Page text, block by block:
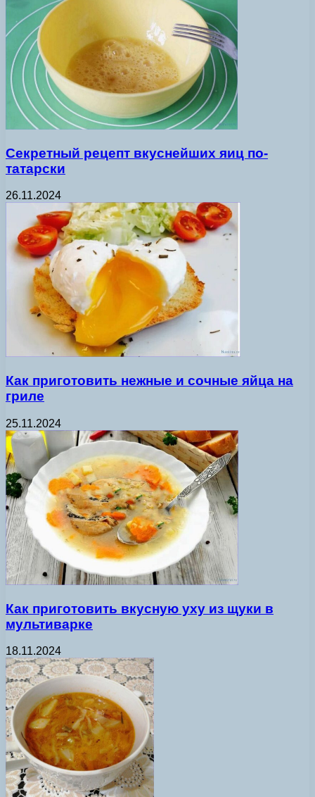
Секретный рецепт вкуснейших яиц по-
татарски
26.11.2024
Как приготовить нежные и сочные яйца на
гриле
25.11.2024
Как приготовить вкусную уху из щуки в
мультиварке
18.11.2024